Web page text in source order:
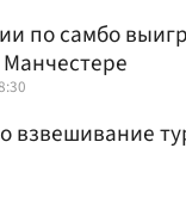
по самбо
взвешивание